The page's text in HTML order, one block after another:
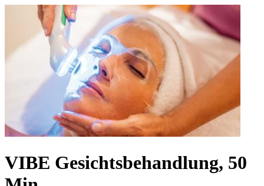
VIBE Gesichtsbehandlung, 50